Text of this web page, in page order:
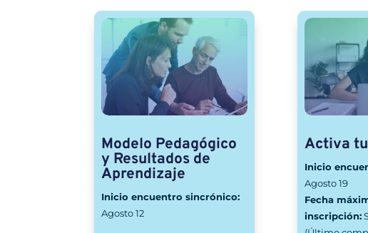
Modelo Pedagógico
y Resultados de
Aprendizaje
Inicio encuentro sincrónico:
Agosto 12
Activa
Inicio
Agosto 19
Fecha
inscripción: